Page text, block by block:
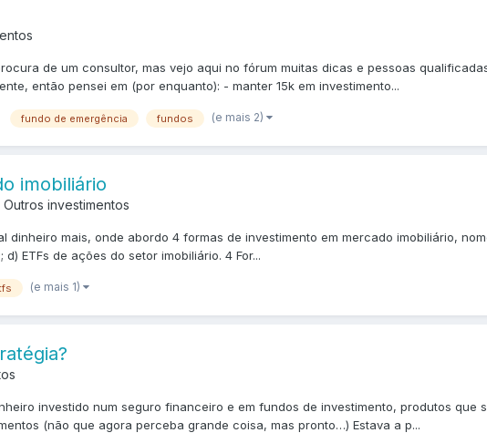
de um consultor, mas vejo aqui no fórum muitas dicas e pessoas
então pensei em (por enquanto): - manter 15k em investimento...
fundo de emergência fundos (e mais 2)
imobiliário
Outros investimentos
dinheiro mais, onde abordo 4 formas de investimento em mercado imobiliário,
ETFs de ações do setor imobiliário. 4 For...
(e mais 1)
investido num seguro financeiro e em fundos de investimento, produtos
(não que agora perceba grande coisa, mas pronto…) Estava a p...